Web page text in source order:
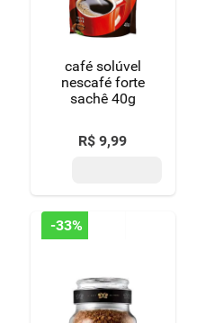
café solúvel
nescafé forte
sachê 40g
R$ 9,99
-33%